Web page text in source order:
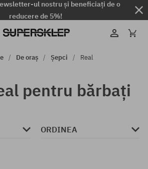
ul nostru și beneficiați de o
reducere de 5%!
De oraș Șepci Real
pentru bărbați
ORDINEA